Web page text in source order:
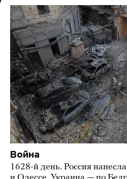
Война
1628-й день. Россия